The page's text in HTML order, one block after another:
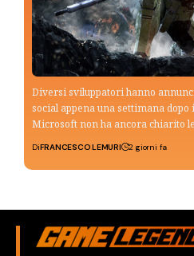
Diversi sviluppatori hanno
social appena una settimana
Microsoft non ha ancora chiarito
DiFRANCESCO LEMURI 2 giorni fa